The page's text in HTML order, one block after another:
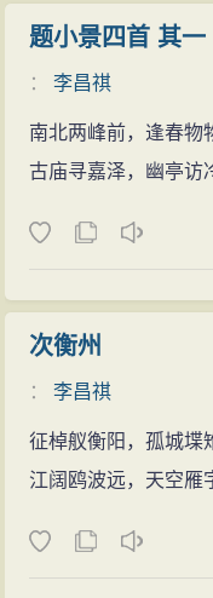
题小景四首 其一
：李昌祺
南北两峰前，逢春物
古庙寻嘉泽，幽亭访
次衡州
：李昌祺
征棹舣衡阳，孤城堞
江阔鸥波远，天空雁